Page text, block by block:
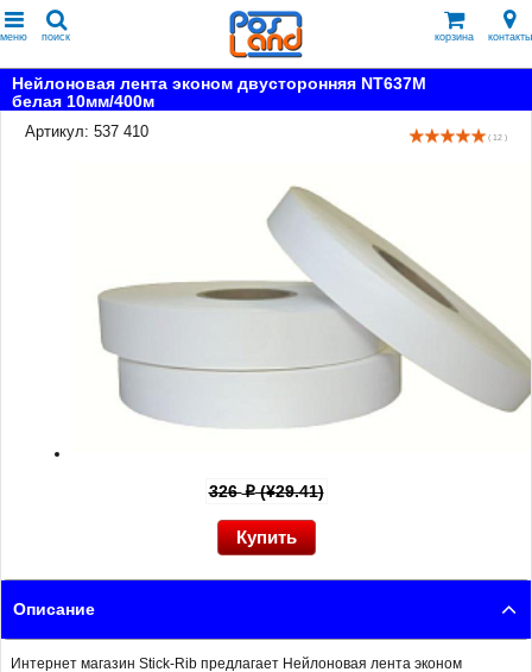
меню поиск корзина контакты
Нейлоновая лента эконом двусторонняя NT637M
белая 10мм/400м
Артикул: 537 410
( 12 )
326p(¥29.41)
Описание
Интернет магазин Stick-Rib предлагает Нейлоновая лента эконом